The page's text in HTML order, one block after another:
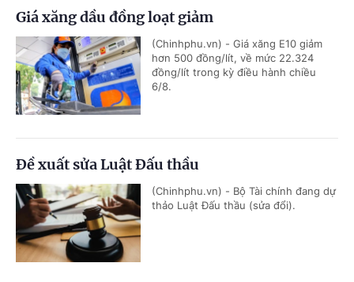
Giá xăng dầu đồng loạt giảm
(Chinhphu.vn) - Giá xăng E10 giảm
hơn 500 đồng/lít, về mức 22.324
đồng/lít trong kỳ điều hành chiều
6/8.
Đề xuất sửa Luật Đấu thầu
(Chinhphu.vn) - Bộ Tài chính đang dự
thảo Luật Đấu thầu (sửa đổi).